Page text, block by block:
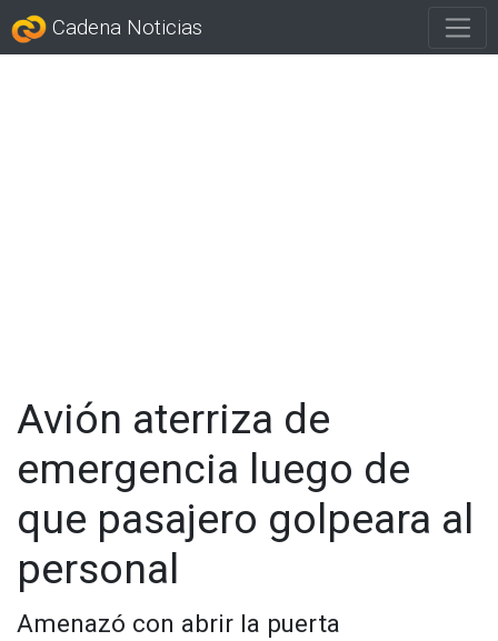
Cadena Noticias
Avión aterriza de
emergencia luego de
que pasajero golpeara al
personal
Amenazó con abrir la puerta